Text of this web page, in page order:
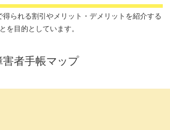
られる割引やメリット・デメリットを紹介する
を目的としています。
害者手帳マップ